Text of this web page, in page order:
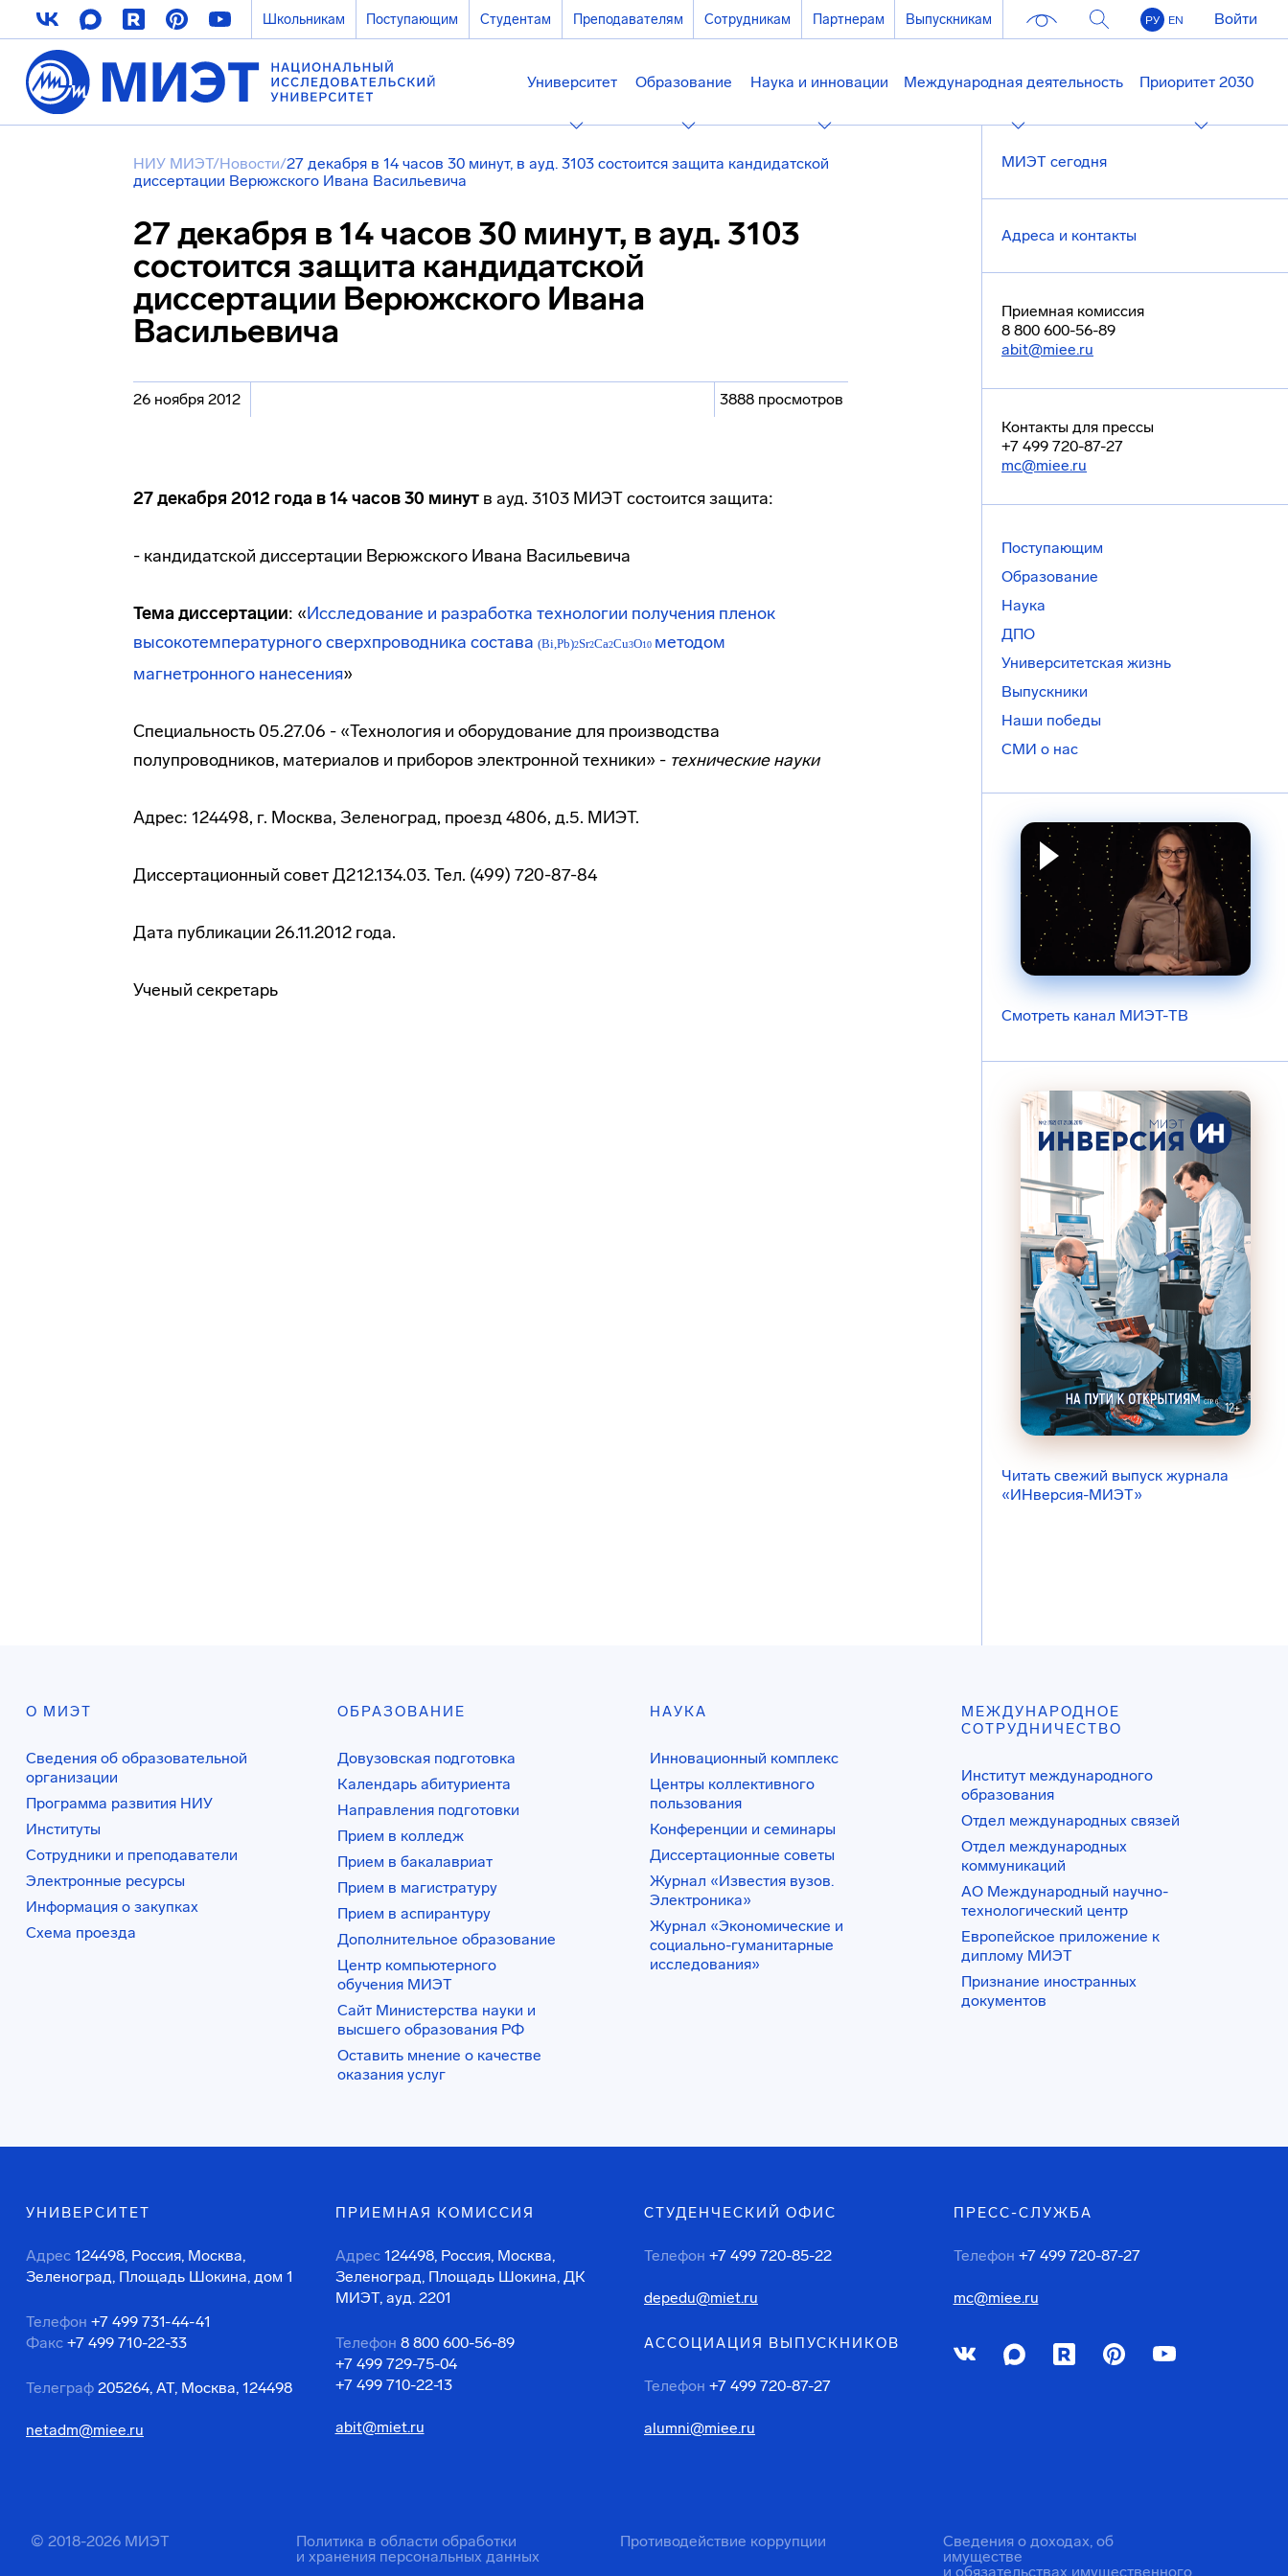
Школьникам Поступающим Студентам Преподавателям Сотрудникам Партнерам Выпускникам РУ EN Войти
Университет Образование Наука и инновации Международная деятельность Приоритет 2030
НИУ МИЭТ/Новости/27 декабря в 14 часов 30 минут, в ауд. 3103 состоится защита кандидатской
диссертации Верюжского Ивана Васильевича
27 декабря в 14 часов 30 минут, в ауд. 3103
состоится защита кандидатской
диссертации Верюжского Ивана
Васильевича
26 ноября 2012 3888 просмотров
27 декабря 2012 года в 14 часов 30 минут в ауд. 3103 МИЭТ состоится защита:
- кандидатской диссертации Верюжского Ивана Васильевича
Тема диссертации: «Исследование и разработка технологии получения пленок
высокотемпературного сверхпроводника состава (Bi,Pb)2Sr2Ca2Cu3O10 методом
магнетронного нанесения»
Специальность 05.27.06 - «Технология и оборудование для производства
полупроводников, материалов и приборов электронной техники» - технические науки
Адрес: 124498, г. Москва, Зеленоград, проезд 4806, д.5. МИЭТ.
Диссертационный совет Д212.134.03. Тел. (499) 720-87-84
Дата публикации 26.11.2012 года.
Ученый секретарь
МИЭТ сегодня
Адреса и контакты
Приемная комиссия
8 800 600-56-89
abit@miee.ru
Контакты для прессы
+7 499 720-87-27
mc@miee.ru
Поступающим
Образование
Наука
ДПО
Университетская жизнь
Выпускники
Наши победы
СМИ о нас
Смотреть канал МИЭТ-ТВ
Читать свежий выпуск журнала
«ИНверсия-МИЭТ»
О МИЭТ
Сведения об образовательной
организации
Программа развития НИУ
Институты
Сотрудники и преподаватели
Электронные ресурсы
Информация о закупках
Схема проезда
ОБРАЗОВАНИЕ
Довузовская подготовка
Календарь абитуриента
Направления подготовки
Прием в колледж
Прием в бакалавриат
Прием в магистратуру
Прием в аспирантуру
Дополнительное образование
Центр компьютерного
обучения МИЭТ
Сайт Министерства науки и
высшего образования РФ
Оставить мнение о качестве
оказания услуг
НАУКА
Инновационный комплекс
Центры коллективного
пользования
Конференции и семинары
Диссертационные советы
Журнал «Известия вузов.
Электроника»
Журнал «Экономические и
социально-гуманитарные
исследования»
МЕЖДУНАРОДНОЕ
СОТРУДНИЧЕСТВО
Институт международного
образования
Отдел международных связей
Отдел международных
коммуникаций
АО Международный научно-
технологический центр
Европейское приложение к
диплому МИЭТ
Признание иностранных
документов
УНИВЕРСИТЕТ
Адрес 124498, Россия, Москва,
Зеленоград, Площадь Шокина, дом 1
Телефон +7 499 731-44-41
Факс +7 499 710-22-33
Телеграф 205264, АТ, Москва, 124498
netadm@miee.ru
ПРИЕМНАЯ КОМИССИЯ
Адрес 124498, Россия, Москва,
Зеленоград, Площадь Шокина, ДК
МИЭТ, ауд. 2201
Телефон 8 800 600-56-89
+7 499 729-75-04
+7 499 710-22-13
abit@miet.ru
СТУДЕНЧЕСКИЙ ОФИС
Телефон +7 499 720-85-22
depedu@miet.ru
АССОЦИАЦИЯ ВЫПУСКНИКОВ
Телефон +7 499 720-87-27
alumni@miee.ru
ПРЕСС-СЛУЖБА
Телефон +7 499 720-87-27
mc@miee.ru
© 2018-2026 МИЭТ
Политика в области обработки
и хранения персональных данных
Противодействие коррупции
Сведения о доходах, об
имуществе
и обязательствах имущественного